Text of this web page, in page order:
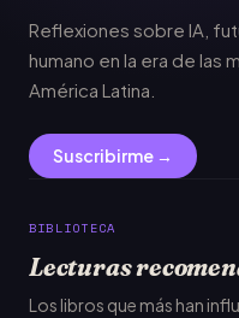
Reflexiones sobre IA,
humano en la era de las
América Latina.
Suscribirme →
BIBLIOTECA
Lecturas
Los libros que más han